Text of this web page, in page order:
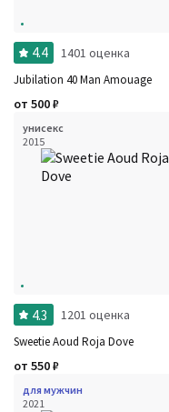
4.4 1401 оценка
Jubilation 40 Man Amouage
от 500₽
унисекс
2015
4.3 1201 оценка
Sweetie Aoud Roja Dove
от 550₽
для мужчин
2021